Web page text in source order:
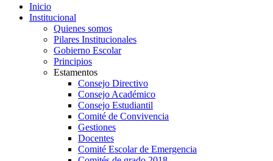
Inicio
Institucional
Quienes somos
Pilares Institucionales
Gobierno Escolar
Principios
Estamentos
Consejo Directivo
Consejo Académico
Consejo Estudiantil
Comité de Convivencia
Gestiones
Docentes
Comité Escolar de Emergencia